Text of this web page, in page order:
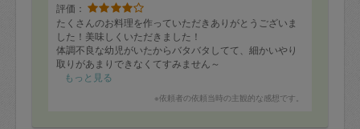
評価：
たくさんのお料理を作っていただきありがとうございま
した！美味しくいただきました！
体調不良な幼児がいたからバタバタしてて、細かいやり
取りがあまりできなくてすみません～
また次回もお願いしたいと思います！
もっと見る
※依頼者の依頼当時の主観的な感想です。